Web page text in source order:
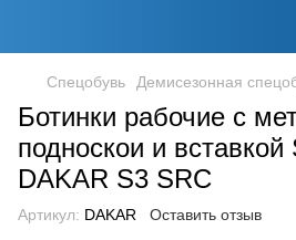
Спецобувь Демисезонная
Ботинки рабочие с
подноскои и
DAKAR S3 SRC
Артикул: DAKAR Оставить отзыв